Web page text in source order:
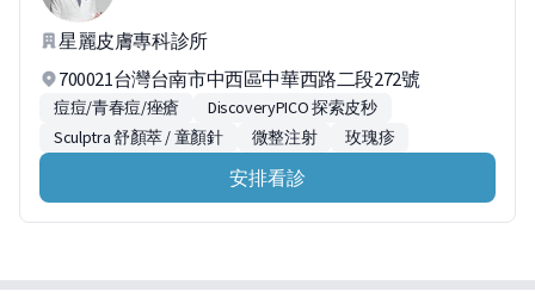
星麗皮膚專科診所
700021台灣台南市中西區中華西路二段272號
痘痘/青春痘/痤瘡
DiscoveryPICO 探索皮秒
Sculptra 舒顏萃 / 童顏針
微整注射 玫瑰疹
安排看診